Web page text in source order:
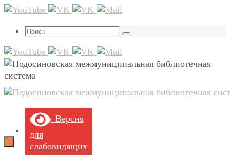
Перейти
содержимому
Что
Поиск
Версия
для
слабовидящих